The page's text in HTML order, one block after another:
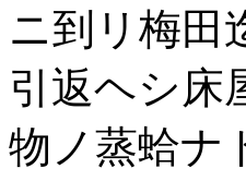
ニ到リ梅田
引返ヘシ床
物ノ蒸蛤ナ